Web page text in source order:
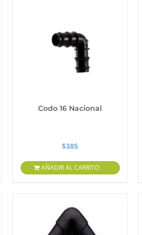
Codo 16 Nacional
$385
AÑADIR AL CARRITO